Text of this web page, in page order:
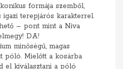
formája szemből,
terepjárós karakterrel.
– pont mint a Niva
DA!
minőségű, magas
póló. Mielőtt a kosárba
el kiválasztani a póló